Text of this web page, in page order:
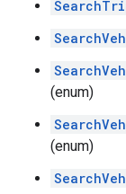
(enum)
(enum)